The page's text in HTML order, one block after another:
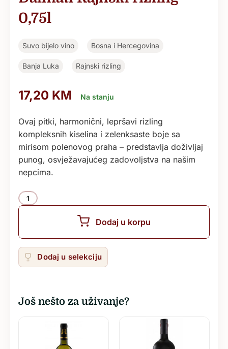
0,75l
Suvo bijelo vino Bosna i Hercegovina
Banja Luka Rajnski rizling
17,20 KM Na stanju
Ovaj pitki, harmonični, lepršavi rizling
kompleksnih kiselina i zelenksaste boje sa
mirisom polenovog praha – predstavlja doživljaj
punog, osvježavajućeg zadovoljstva na našim
nepcima.
Količina
Dodaj u korpu
Dodaj u selekciju
Još nešto za uživanje?